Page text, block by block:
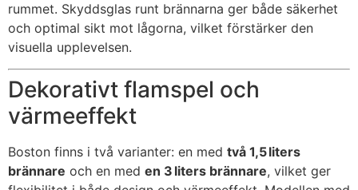
rummet. Skyddsglas runt brännarna ger både säkerhet
och optimal sikt mot lågorna, vilket förstärker den
visuella upplevelsen.
Dekorativt flamspel och
värmeeffekt
Boston finns i två varianter: en med två 1,5 liters
brännare och en med en 3 liters brännare, vilket ger